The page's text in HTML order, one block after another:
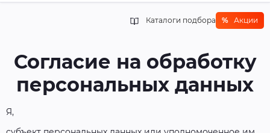
Каталоги подбора % Акции
Согласие на обработку
персональных данных
Я,